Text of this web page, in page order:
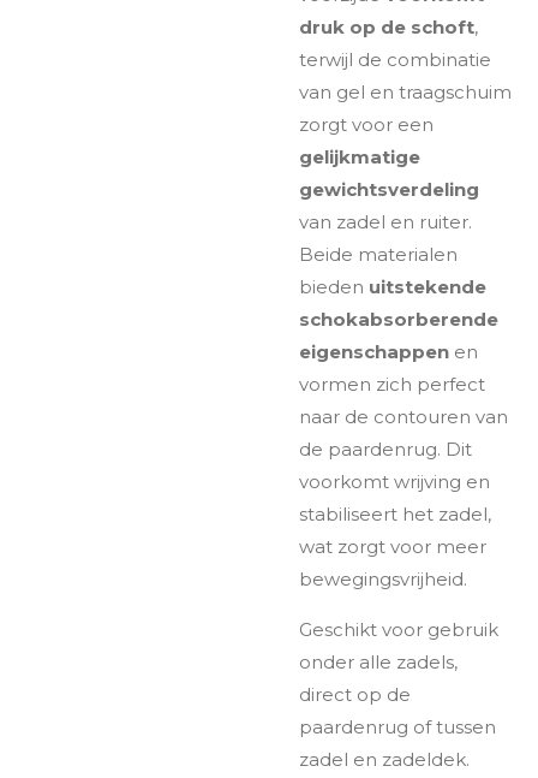
druk op de schoft,
terwijl de combinatie
van gel en traagschuim
zorgt voor een
gelijkmatige
gewichtsverdeling
van zadel en ruiter.
Beide materialen
bieden uitstekende
schokabsorberende
eigenschappen en
vormen zich perfect
naar de contouren van
de paardenrug. Dit
voorkomt wrijving en
stabiliseert het zadel,
wat zorgt voor meer
bewegingsvrijheid.
Geschikt voor gebruik
onder alle zadels,
direct op de
paardenrug of tussen
zadel en zadeldek.